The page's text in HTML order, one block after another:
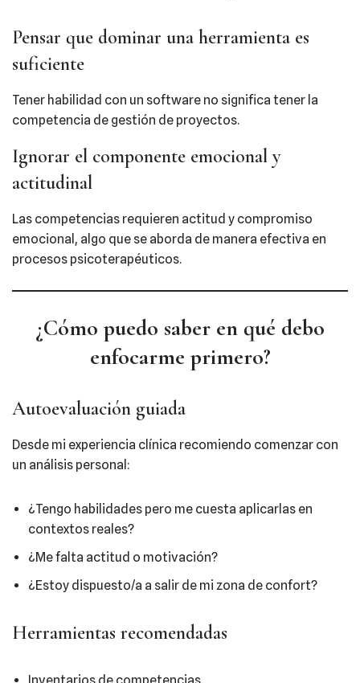
Pensar que dominar una herramienta es
suficiente
Tener habilidad con un software no significa tener la
competencia de gestión de proyectos.
Ignorar el componente emocional y
actitudinal
Las competencias requieren actitud y compromiso
emocional, algo que se aborda de manera efectiva en
procesos psicoterapéuticos.
¿Cómo puedo saber en qué debo
enfocarme primero?
Autoevaluación guiada
Desde mi experiencia clínica recomiendo comenzar con
un análisis personal:
¿Tengo habilidades pero me cuesta aplicarlas en
contextos reales?
¿Me falta actitud o motivación?
¿Estoy dispuesto/a a salir de mi zona de confort?
Herramientas recomendadas
Inventarios de competencias.